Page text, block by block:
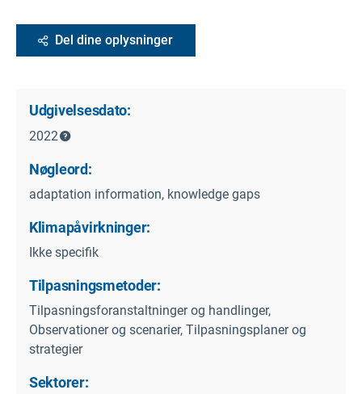
Del dine oplysninger
Udgivelsesdato:
2022
Nøgleord:
adaptation information, knowledge gaps
Klimapåvirkninger:
Ikke specifik
Tilpasningsmetoder:
Tilpasningsforanstaltninger og handlinger,
Observationer og scenarier, Tilpasningsplaner og
strategier
Sektorer: